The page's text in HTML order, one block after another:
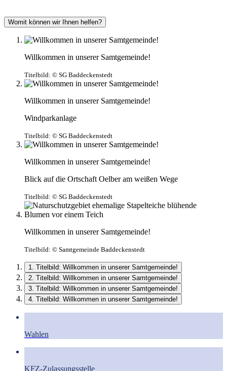
Womit können wir Ihnen helfen?
Willkommen in unserer Samtgemeinde!
Titelbild: © SG Baddeckenstedt
Willkommen in unserer Samtgemeinde!
Windparkanlage
Titelbild: © SG Baddeckenstedt
Willkommen in unserer Samtgemeinde!
Blick auf die Ortschaft Oelber am weißen Wege
Titelbild: © SG Baddeckenstedt
Willkommen in unserer Samtgemeinde!
Titelbild: © Samtgemeinde Baddeckenstedt
1. Titelbild: Willkommen in unserer Samtgemeinde!
2. Titelbild: Willkommen in unserer Samtgemeinde!
3. Titelbild: Willkommen in unserer Samtgemeinde!
4. Titelbild: Willkommen in unserer Samtgemeinde!
Wahlen
KFZ-Zulassungsstelle